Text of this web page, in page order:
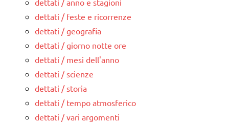
dettati / anno e stagioni
dettati / feste e ricorrenze
dettati / geografia
dettati / giorno notte ore
dettati / mesi dell'anno
dettati / scienze
dettati / storia
dettati / tempo atmosferico
dettati / vari argomenti